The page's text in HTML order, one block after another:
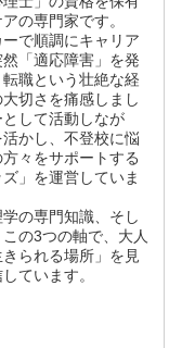
の専門家です。
で順調にキャリア
「適応障害」を発
職という壮絶な経
切さを痛感しまし
して活動しなが
かし、不登校に悩
々をサポートする
」を運営していま
の専門知識、そし
の3つの軸で、大人
られる場所」を見
ています。